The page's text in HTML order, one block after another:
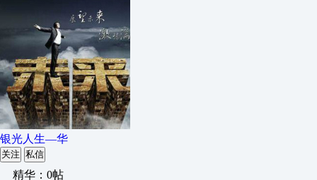
银光人生—华
关注 私信
精华：0帖